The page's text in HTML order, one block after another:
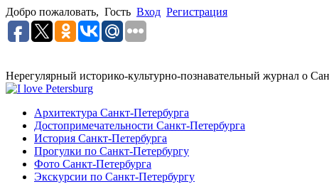
Добро пожаловать, Гость Вход Регистрация
Нерегулярный историко-культурно-познавательный журнал о
Архитектура Санкт-Петербурга
Достопримечательности Санкт-Петербурга
История Санкт-Петербурга
Прогулки по Санкт-Петербургу
Фото Санкт-Петербурга
Экскурсии по Санкт-Петербургу